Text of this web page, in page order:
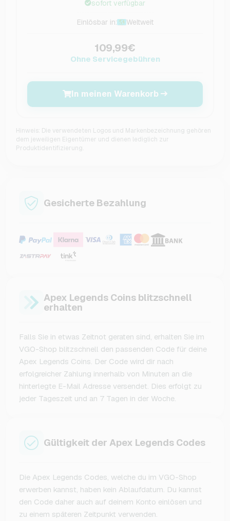
sofort verfügbar
Einlösbar in: Weltweit
109,99€
Ohne Servicegebühren
In meinen Warenkorb
Hinweis: Die verwendeten Logos und Markenbezeichnung gehören
dem jeweiligen Eigentümer und dienen lediglich zur
Produktidentifizierung.
Gesicherte Bezahlung
Apex Legends Coins blitzschnell
erhalten
Falls Sie in etwas Zeitnot geraten sind, erhalten Sie im
VGO-Shop blitzschnell den passenden Code für deine
Apex Legends Coins. Der Code wird dir nach
erfolgreicher Zahlung innerhalb von Minuten an die
hinterlegte E-Mail Adresse versendet. Dies erfolgt zu
jeder Tageszeit und an 7 Tagen in der Woche.
Gültigkeit der Apex Legends Codes
Die Apex Legends Codes, welche du im VGO-Shop
erwerben kannst, haben kein Ablaufdatum. Du kannst
den Code daher auch auf deinem Konto einlösen und
zu einem späteren Zeitpunkt verwenden.